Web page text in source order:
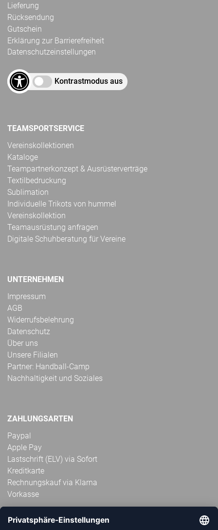
Lieferung
Rücksendung
Gutschein
Erklärung zur Barrierefreiheit
Datenschutzeinstellungen
Kontrastmodus aus
TEAMSPORTSERVICE
Vereinskollektionen
Kataloge
Teampartnerkonzept & Ausrüsterverträge
Textilbedruckung
Sublimation
Individuelle Trikots von hummel
Vereinskollektion
Teamausrüstung anfragen
Digitale Schuhberatung für Vereine
UNTERNEHMEN
Impressum
AGB
Widerrufsbelehrung
Datenschutz
Über uns
Unsere Filialen
Partner: Handball-Camp
Nachhaltigkeit und Soziales
ZAHLUNGSARTEN
Paypal
Apple Pay
Lastschrift (ELV) via Sofort
Kreditkarte
Rechnungskauf via Klarna
Vorkasse
ABONNIERE JETZT DEN KOSTENLOSEN